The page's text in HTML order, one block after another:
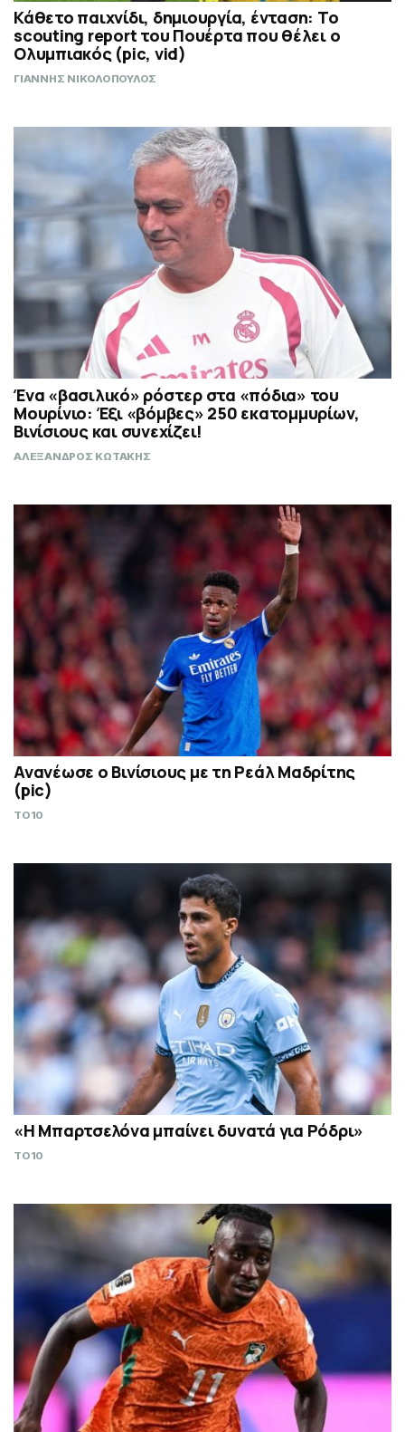
Κάθετο παιχνίδι, δημιουργία, ένταση: Το
scouting report του Πουέρτα που θέλει ο
Ολυμπιακός (pic, vid)
ΓΙΑΝΝΗΣ ΝΙΚΟΛΟΠΟΥΛΟΣ
Ένα «βασιλικό» ρόστερ στα «πόδια» του
Μουρίνιο: Έξι «βόμβες» 250 εκατομμυρίων,
Βινίσιους και συνεχίζει!
ΑΛΕΞΑΝΔΡΟΣ ΚΩΤΑΚΗΣ
Ανανέωσε ο Βινίσιους με τη Ρεάλ Μαδρίτης
(pic)
TO10
«Η Μπαρτσελόνα μπαίνει δυνατά για Ρόδρι»
TO10